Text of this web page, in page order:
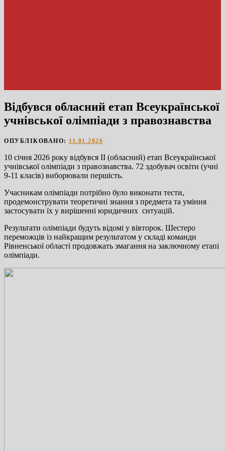
Відбувся обласний етап Всеукраїнської
учнівської олімпіади з правознавства
ОПУБЛІКОВАНО: 11.01.2026
10 січня 2026 року відбувся ІІ (обласний) етап Всеукраїнської
учнівської олімпіади з правознавства. 72 здобувач освіти (учні
9-11 класів) виборювали першість.
Учасникам олімпіади потрібно було виконати тести,
продемонструвати теоретичні знання з предмета та уміння
застосувати їх у вирішенні юридичних ситуацій.
Результати олімпіади будуть відомі у вівторок. Шестеро
переможців із найкращим результатом у складі команди
Рівненської області продовжать змагання на заключному етапі
олімпіади.